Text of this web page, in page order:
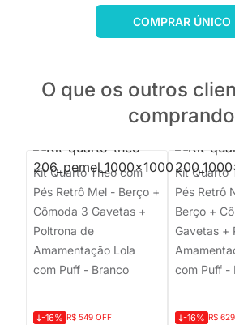
COMPRAR ÚNICO
O que os outros
comprando
Kit Quarto Theo com
Pés Retrô Mel - Berço +
Cômoda 3 Gavetas +
Poltrona de
Amamentação Lola
com Puff - Branco
-16% R$ 549 OFF
Kit Quarto
Pés Retrô
Berço +
Gavetas +
com Puff -
-16% R$